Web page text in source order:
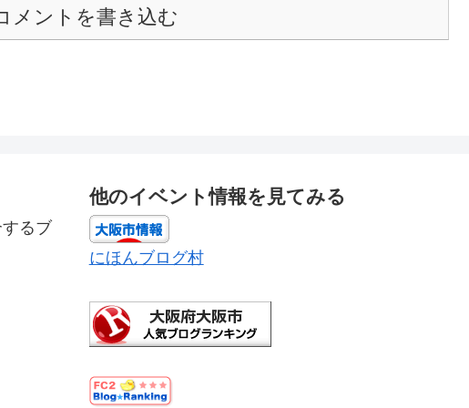
メントを書き込む
るブ
他のイベント情報を見てみる
にほんブログ村